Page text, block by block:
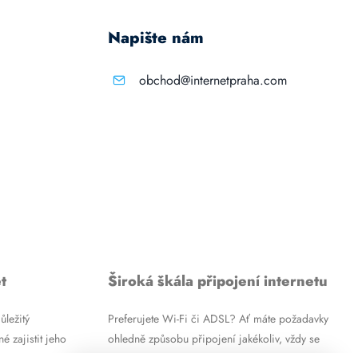
Napište nám
obchod@internetpraha.com
zajistit jeho
Široká škála připojení internetu
Preferujete Wi-Fi či ADSL? Ať máte požadavky
ohledně způsobu připojení jakékoliv, vždy se